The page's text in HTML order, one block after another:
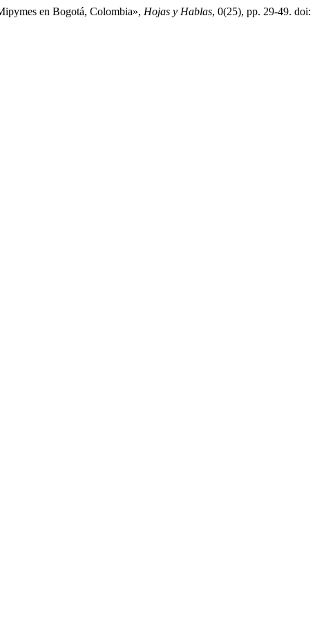
en Bogotá, Colombia», Hojas y Hablas, 0(25), pp. 29-49. doi: